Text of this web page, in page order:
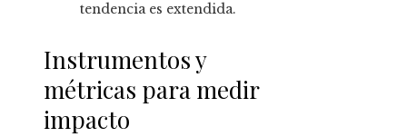
tendencia es extendida.
Instrumentos y
métricas para medir
impacto